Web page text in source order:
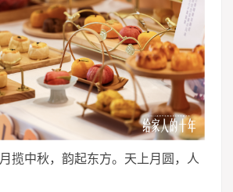
月揽中秋，韵起东方。天上月圆，人